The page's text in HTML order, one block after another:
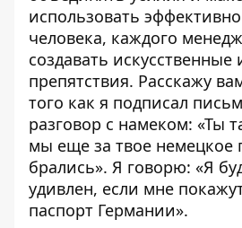
использовать
человека, каждого
создавать искусственные
препятствия. Расскажу
того как я подписал
разговор с намеком: «Ты
мы еще за твое немецкое
брались». Я говорю: «Я
удивлен, если мне
паспорт Германии».